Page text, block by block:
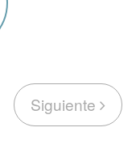
Siguiente